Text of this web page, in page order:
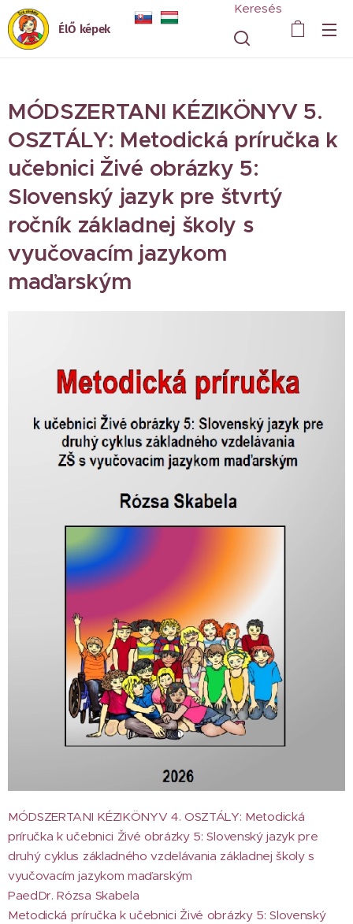
ÉlŐ képek
Keresés
MÓDSZERTANI KÉZIKÖNYV 5.
OSZTÁLY: Metodická príručka k
učebnici Živé obrázky 5:
Slovenský jazyk pre štvrtý
ročník základnej školy s
vyučovacím jazykom
maďarským
MÓDSZERTANI KÉZIKÖNYV 4. OSZTÁLY: Metodická
príručka k učebnici Živé obrázky 5: Slovenský jazyk pre
druhý cyklus základného vzdelávania základnej školy s
vyučovacím jazykom maďarským
PaedDr. Rózsa Skabela
Metodická príručka k učebnici Živé obrázky 5: Slovenský